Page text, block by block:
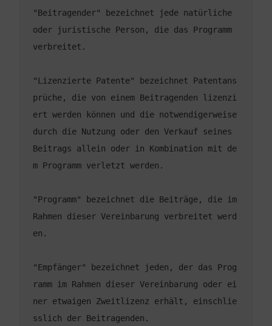
"Beitragender" bezeichnet jede natürliche
oder juristische Person, die das Programm
"Lizenzierte Patente" bezeichnet Patentans
prüche, die von einem Beitragenden lizenzi
ert werden können und die notwendigerweise
durch die Nutzung oder den Verkauf seines
Beitrags allein oder in Kombination mit de
"Programm" bezeichnet die Beiträge, die im
Rahmen dieser Vereinbarung verbreitet werd
"Empfänger" bezeichnet jeden, der das Prog
ramm im Rahmen dieser Vereinbarung oder ei
ner etwaigen Zweitlizenz erhält, einschlie